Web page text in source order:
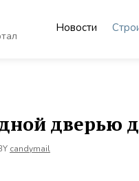
Новости
дверью
candymail